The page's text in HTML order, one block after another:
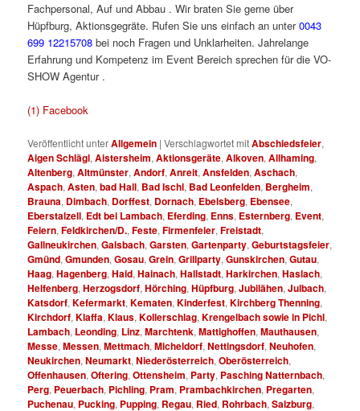
Fachpersonal, Auf und Abbau . Wir braten Sie gerne über
Hüpfburg, Aktionsgegräte. Rufen Sie uns einfach an unter0043
699 12215708 bei noch Fragen und Unklarheiten. Jahrelange
Erfahrung und Kompetenz im Event Bereich sprechen für die VO-
SHOW Agentur .
(1) Facebook
Veröffentlicht unterAllgemein |Verschlagwortet mitAbschiedsfeier,
Aigen Schlägl,Aistersheim,Aktionsgeräte,Alkoven,Allhaming,
Altenberg,Altmünster,Andorf,Anreit,Ansfelden,Aschach,
Aspach,Asten,bad Hall, Bad Ischl, Bad Leonfelden, Bergheim,
Brauna, Dimbach, Dorffest, Dornach, Ebelsberg, Ebensee,
Eberstalzell, Edt bei Lambach, Eferding, Enns, Esternberg, Event,
Feiern,Feldkirchen/D.,Feste,Firmenfeier,Freistadt,
Gallneukirchen,Galsbach,Garsten,Gartenparty,Geburtstagsfeier,
Gmünd,Gmunden,Gosau,Grein,Grillparty,Gunskirchen,Gutau,
Haag,Hagenberg,Haid,Hainach,Hallstadt,Harkirchen,Haslach,
Helfenberg,Herzogsdorf,Hörching,Hüpfburg,Jubilähen,Julbach,
Katsdorf,Kefermarkt,Kematen,Kinderfest,Kirchberg Thenning,
Kirchdorf,Klaffa,Klaus,Kollerschlag,Krengelbach sowie in Pichl,
Lambach, Leonding, Linz,Marchtenk,Mattighoffen,Mauthausen,
Messe,Messen,Mettmach,Micheldorf,Nettingsdorf,Neuhofen,
Neukirchen,Neumarkt,Niederösterreich,Oberösterreich,
Offenhausen,Oftering,Ottensheim, Party, Pasching Natternbach,
Perg, Peuerbach, Pichling, Pram, Prambachkirchen, Pregarten,
Puchenau, Pucking, Pupping, Regau, Ried, Rohrbach,Salzburg,